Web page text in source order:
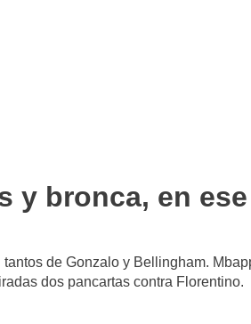
y bronca, en
de Gonzalo y Bellingham.
dos pancartas contra Florentino.